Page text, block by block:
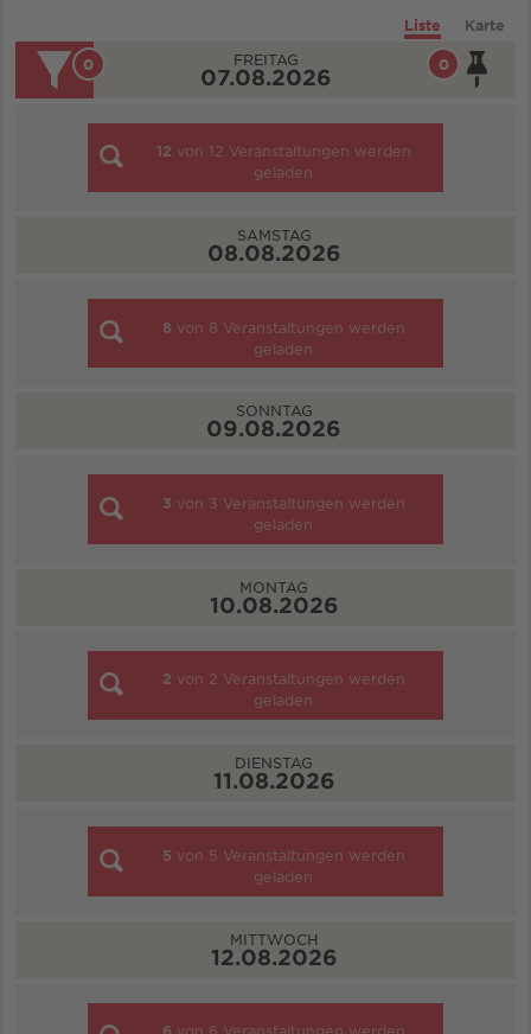
Liste Karte
0
0 FREITAG
07.08.2026
12 von 12 Veranstaltungen werden
geladen
SAMSTAG
08.08.2026
8 von 8 Veranstaltungen werden
geladen
SONNTAG
09.08.2026
3 von 3 Veranstaltungen werden
geladen
MONTAG
10.08.2026
2 von 2 Veranstaltungen werden
geladen
DIENSTAG
11.08.2026
5 von 5 Veranstaltungen werden
geladen
MITTWOCH
12.08.2026